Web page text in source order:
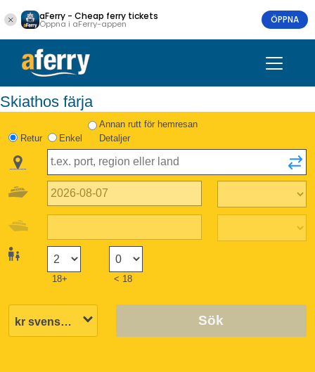
aFerry - Cheap ferry tickets
Öppna i aFerry-appen ÖPPNA
Skiathos färja
Retur Enkel
Annan rutt för hemresan
Detaljer
18+ < 18
Sök